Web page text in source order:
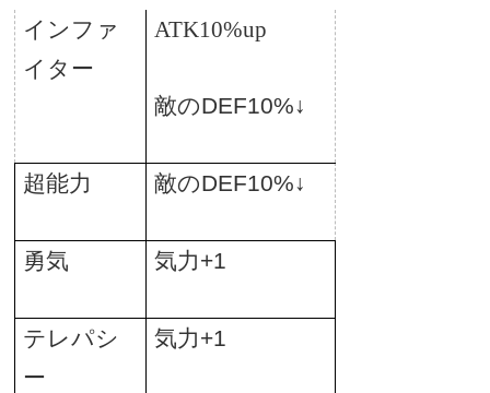
インファ
イター
ATK10%up
敵のDEF10%↓
超能力 敵のDEF10%↓
勇気 気力+1
テレパシ
ー
気力+1